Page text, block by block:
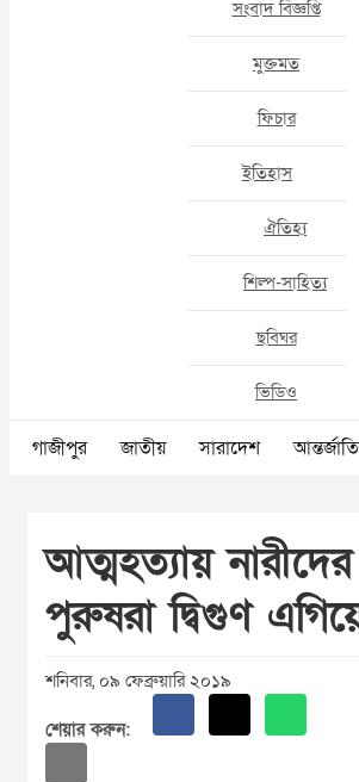
সংবাদ বিজ্ঞপ্তি
মুক্তমত
ফিচার
ইতিহাস
ঐতিহ্য
শিল্প-সাহিত্য
ছবিঘর
ভিডিও
গাজীপুর জাতীয় সারাদেশ
আত্মহত্যায়
পুরুষরা দ্বিগুণ
শনিবার, ০৯ ফেব্রুয়ারি ২০১৯
শেয়ার করুন: